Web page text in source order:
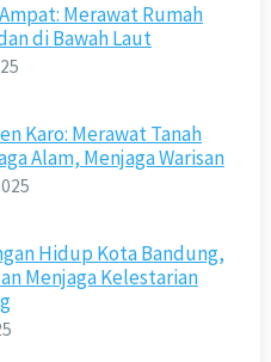
Merawat Rumah
di Bawah Laut
Karo: Merawat Tanah
Alam, Menjaga Warisan
Hidup Kota Bandung,
Menjaga Kelestarian